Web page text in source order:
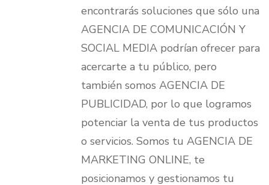
encontrarás soluciones que sólo una
AGENCIA DE COMUNICACIÓN Y
SOCIAL MEDIA podrían ofrecer para
acercarte a tu público, pero
también somos AGENCIA DE
PUBLICIDAD, por lo que logramos
potenciar la venta de tus productos
o servicios. Somos tu AGENCIA DE
MARKETING ONLINE, te
posicionamos y gestionamos tu